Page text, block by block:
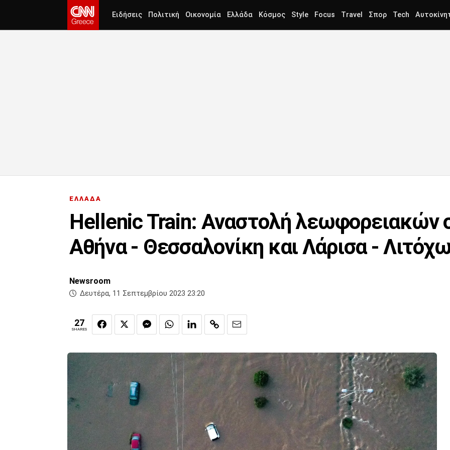
Ειδήσεις Πολιτική Οικονομία Ελλάδα Κόσμος Style Focus Travel Σπορ Tech
ΕΛΛΑΔΑ
Hellenic Train: Αναστολή λεωφορειακών
Αθήνα - Θεσσαλονίκη και Λάρισα -
Newsroom
Δευτέρα, 11 Σεπτεμβρίου 2023 23:20
27
SHARES